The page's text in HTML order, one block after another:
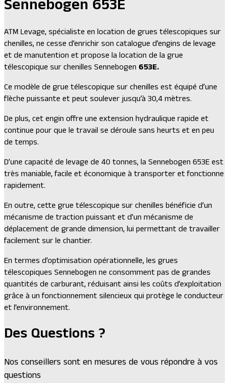
Sennebogen 653E
ATM Levage, spécialiste en location de grues télescopiques sur
chenilles, ne cesse d’enrichir son catalogue d’engins de levage
et de manutention et propose la location de la grue
télescopique sur chenilles Sennebogen 653E.
Ce modèle de grue télescopique sur chenilles est équipé d’une
flèche puissante et peut soulever jusqu’à 30,4 mètres.
De plus, cet engin offre une extension hydraulique rapide et
continue pour que le travail se déroule sans heurts et en peu
de temps.
D’une capacité de levage de 40 tonnes, la Sennebogen 653E est
très maniable, facile et économique à transporter et fonctionne
rapidement.
En outre, cette grue télescopique sur chenilles bénéficie d’un
mécanisme de traction puissant et d’un mécanisme de
déplacement de grande dimension, lui permettant de travailler
facilement sur le chantier.
En termes d’optimisation opérationnelle, les grues
télescopiques Sennebogen ne consomment pas de grandes
quantités de carburant, réduisant ainsi les coûts d’exploitation
grâce à un fonctionnement silencieux qui protège le conducteur
et l’environnement.
Des Questions ?
Nos conseillers sont en mesures de vous répondre à vos
questions